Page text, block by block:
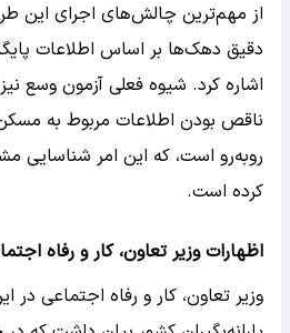
از مهم‌ترین چالش‌های اجرای این
دقیق دهک‌ها بر اساس اطلاعات
اشاره کرد. شیوه فعلی آزمون وسع
ناقص بودن اطلاعات مربوط به
روبه‌رو است، که این امر شناسایی
کرده است.
اظهارات وزیر تعاون، کار و رفاه
وزیر تعاون، کار و رفاه اجتماعی در